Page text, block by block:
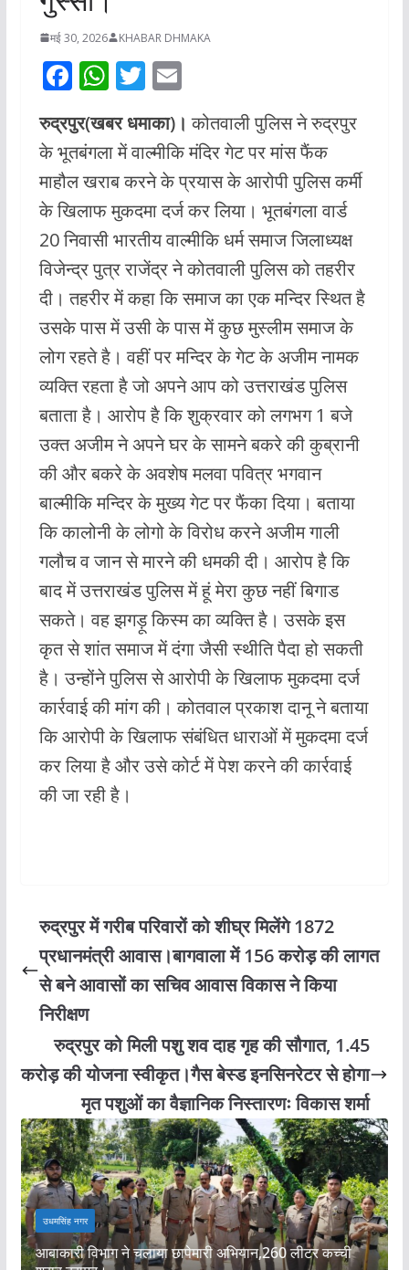
मई 30, 2026 KHABAR DHMAKA
F
e
b
o
o
k
W
at
s
A
p
p
T
itt
er
E
m
ai
l
रुद्रपुर(खबर धमाका)। कोतवाली पुलिस ने रुद्रपुर
के भूतबंगला में वाल्मीकि मंदिर गेट पर मांस फैंक
माहौल खराब करने के प्रयास के आरोपी पुलिस कर्मी
के खिलाफ मुकदमा दर्ज कर लिया। भूतबंगला वार्ड
20 निवासी भारतीय वाल्मीकि धर्म समाज जिलाध्यक्ष
विजेन्द्र पुत्र राजेंद्र ने कोतवाली पुलिस को तहरीर
दी। तहरीर में कहा कि समाज का एक मन्दिर स्थित है
उसके पास में उसी के पास में कुछ मुस्लीम समाज के
लोग रहते है। वहीं पर मन्दिर के गेट के अजीम नामक
व्यक्ति रहता है जो अपने आप को उत्तराखंड पुलिस
बताता है। आरोप है कि शुक्रवार को लगभग 1 बजे
उक्त अजीम ने अपने घर के सामने बकरे की कुब्रानी
की और बकरे के अवशेष मलवा पवित्र भगवान
बाल्मीकि मन्दिर के मुख्य गेट पर फैंका दिया। बताया
कि कालोनी के लोगो के विरोध करने अजीम गाली
गलौच व जान से मारने की धमकी दी। आरोप है कि
बाद में उत्तराखंड पुलिस में हूं मेरा कुछ नहीं बिगाड
सकते। वह झगड़ू किस्म का व्यक्ति है। उसके इस
कृत से शांत समाज में दंगा जैसी स्थीति पैदा हो सकती
है। उन्होंने पुलिस से आरोपी के खिलाफ मुकदमा दर्ज
कार्रवाई की मांग की। कोतवाल प्रकाश दानू ने बताया
कि आरोपी के खिलाफ संबंधित धाराओं में मुकदमा दर्ज
कर लिया है और उसे कोर्ट में पेश करने की कार्रवाई
की जा रही है।
रुद्रपुर में गरीब परिवारों को शीघ्र मिलेंगे 1872
प्रधानमंत्री आवास।बागवाला में 156 करोड़ की लागत
से बने आवासों का सचिव आवास विकास ने किया
निरीक्षण
रुद्रपुर को मिली पशु शव दाह गृह की सौगात, 1.45
करोड़ की योजना स्वीकृत।गैस बेस्ड इनसिनरेटर से होगा
मृत पशुओं का वैज्ञानिक निस्तारणः विकास शर्मा
उधमसिंह नगर
आबाकारी विभाग ने चलाया छापेमारी अभियान,260 लीटर कच्ची